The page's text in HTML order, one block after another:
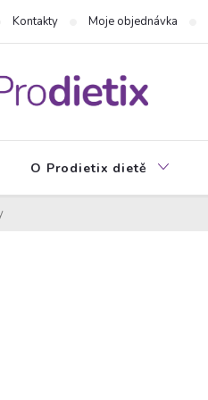
Kontakty Moje objednávka
O Prodietix dietě